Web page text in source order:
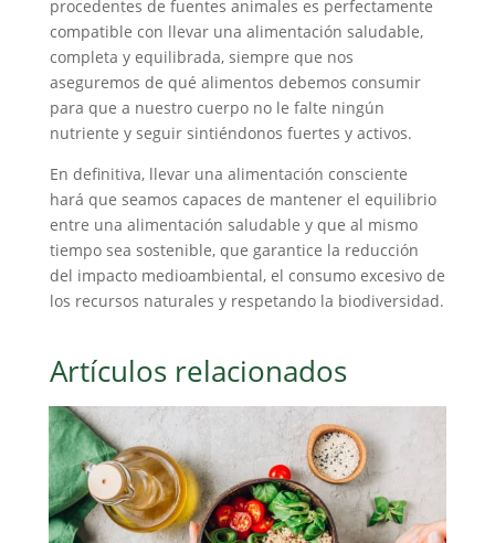
procedentes de fuentes animales es perfectamente
compatible con llevar una alimentación saludable,
completa y equilibrada, siempre que nos
aseguremos de qué alimentos debemos consumir
para que a nuestro cuerpo no le falte ningún
nutriente y seguir sintiéndonos fuertes y activos.
En definitiva, llevar una alimentación consciente
hará que seamos capaces de mantener el equilibrio
entre una alimentación saludable y que al mismo
tiempo sea sostenible, que garantice la reducción
del impacto medioambiental, el consumo excesivo de
los recursos naturales y respetando la biodiversidad.
Artículos relacionados